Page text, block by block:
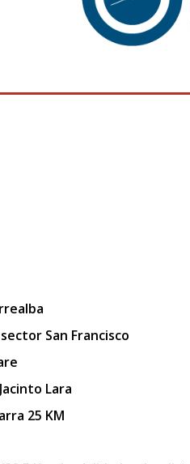
San Francisco
Lara
25 KM